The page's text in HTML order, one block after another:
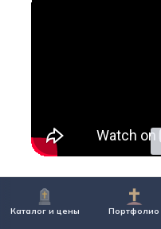
Каталог и цены Портфолио